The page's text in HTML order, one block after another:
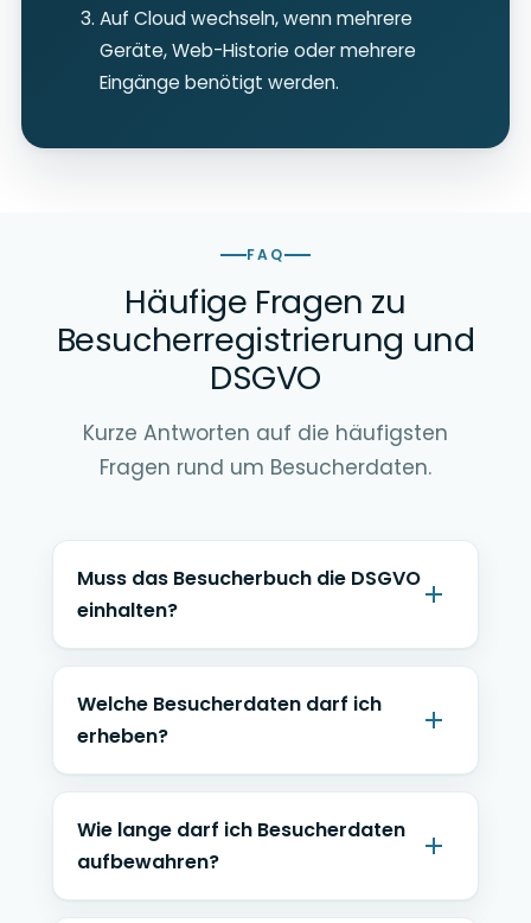
Auf Cloud wechseln, wenn mehrere
Geräte, Web-Historie oder mehrere
Eingänge benötigt werden.
FAQ
Häufige Fragen zu
Besucherregistrierung und
DSGVO
Kurze Antworten auf die häufigsten
Fragen rund um Besucherdaten.
Muss das Besucherbuch die DSGVO
einhalten?
Welche Besucherdaten darf ich
erheben?
Wie lange darf ich Besucherdaten
aufbewahren?